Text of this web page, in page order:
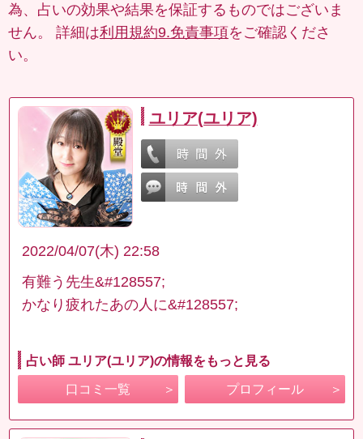
為、占いの効果や結果を保証するものではございま
せん。 詳細は利用規約9.免責事項をご確認くださ
い。
ユリア(ユリア)
2022/04/07(木) 22:58
有難う先生&#128557;
かなり疲れたあの人に&#128557;
占い師 ユリア(ユリア)の情報をもっと見る
口コミ一覧 プロフィール